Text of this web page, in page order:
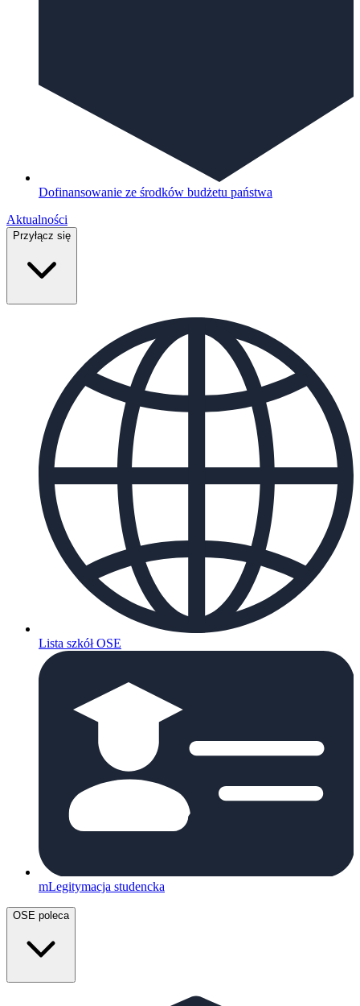
Dofinansowanie ze środków budżetu państwa
Aktualności
Przyłącz się
Lista szkół OSE
mLegitymacja studencka
OSE poleca